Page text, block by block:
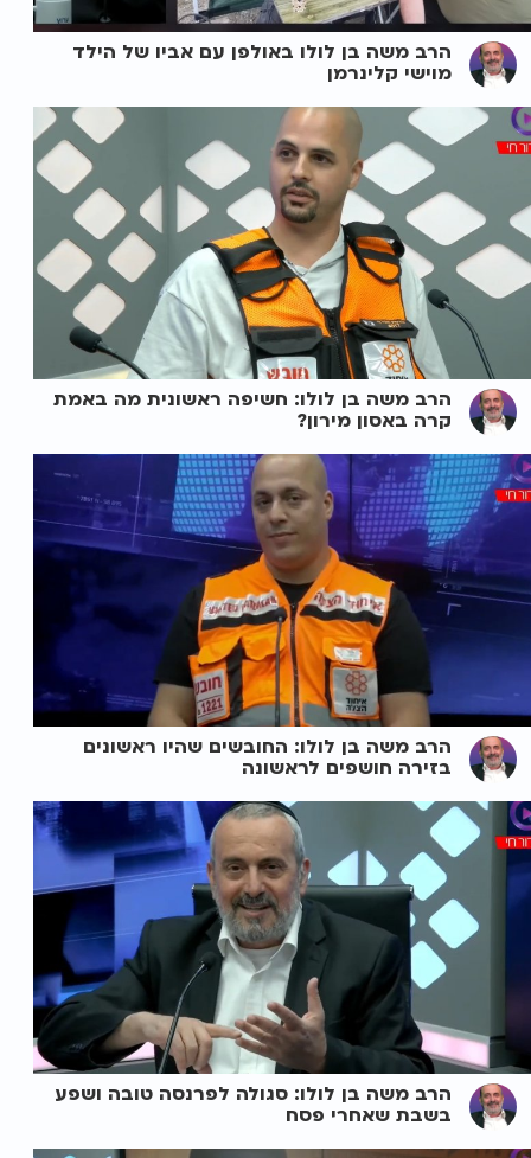
הרב משה בן לולו באולפן עם אביו של הילד
מוישי קלינרמן
הרב משה בן לולו: חשיפה ראשונית מה באמת
קרה באסון מירון?
הרב משה בן לולו: החובשים שהיו ראשונים
בזירה חושפים לראשונה
הרב משה בן לולו: סגולה לפרנסה טובה ושפע
בשבת שאחרי פסח